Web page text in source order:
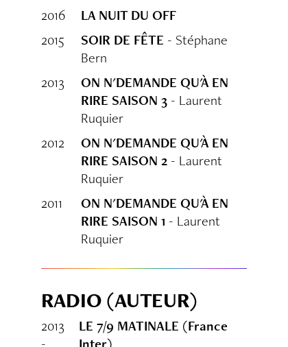
2016
LA NUIT DU OFF
2015
SOIR DE FÊTE - Stéphane
Bern
2013
ON N'DEMANDE QU'À EN
RIRE SAISON 3 - Laurent
Ruquier
2012
ON N'DEMANDE QU'À EN
RIRE SAISON 2 - Laurent
Ruquier
2011
ON N'DEMANDE QU'À EN
RIRE SAISON 1 - Laurent
Ruquier
RADIO (AUTEUR)
2013
-
LE 7/9 MATINALE (France
Inter)